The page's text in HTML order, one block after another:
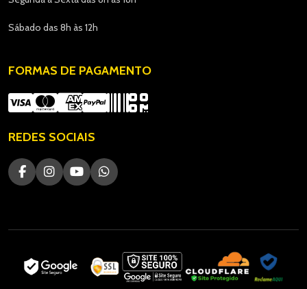
Sábado das 8h às 12h
FORMAS DE PAGAMENTO
REDES SOCIAIS